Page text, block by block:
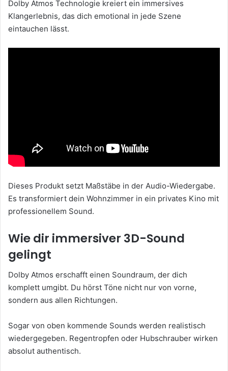
Dolby Atmos Technologie kreiert ein immersives
Klangerlebnis, das dich emotional in jede Szene
eintauchen lässt.
Dieses Produkt setzt Maßstäbe in der Audio-Wiedergabe.
Es transformiert dein Wohnzimmer in ein privates Kino mit
professionellem Sound.
Wie dir immersiver 3D-Sound
gelingt
Dolby Atmos erschafft einen Soundraum, der dich
komplett umgibt. Du hörst Töne nicht nur von vorne,
sondern aus allen Richtungen.
Sogar von oben kommende Sounds werden realistisch
wiedergegeben. Regentropfen oder Hubschrauber wirken
absolut authentisch.